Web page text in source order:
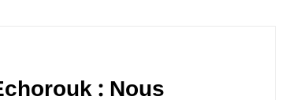
: Nous